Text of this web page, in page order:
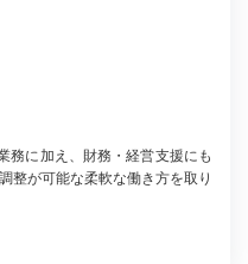
務に加え、財務・経営支援にも
整が可能な柔軟な働き方を取り